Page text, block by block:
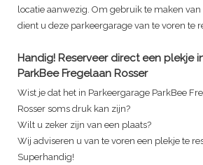
locatie aanwezig. Om gebruik te maken
dient u deze parkeergarage van te voren te
Handig! Reserveer direct een plekje
ParkBee Fregelaan Rosser
Wist je dat het in Parkeergarage ParkBee
Rosser soms druk kan zijn?
Wilt u zeker zijn van een plaats?
Wij adviseren u van te voren een plekje te
Superhandig!